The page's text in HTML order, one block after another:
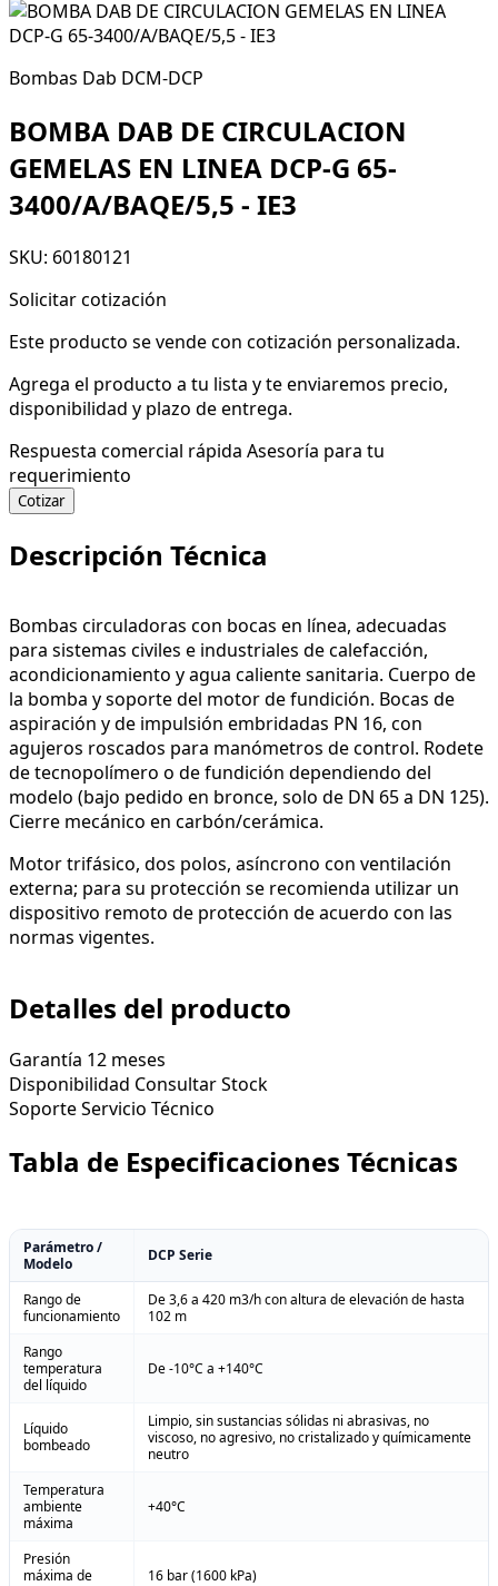
Bombas Dab DCM-DCP
BOMBA DAB DE CIRCULACION
GEMELAS EN LINEA DCP-G 65-
3400/A/BAQE/5,5 - IE3
SKU: 60180121
Solicitar cotización
Este producto se vende con cotización personalizada.
Agrega el producto a tu lista y te enviaremos precio,
disponibilidad y plazo de entrega.
Respuesta comercial rápida Asesoría para tu
requerimiento
Cotizar
Descripción Técnica
Bombas circuladoras con bocas en línea, adecuadas
para sistemas civiles e industriales de calefacción,
acondicionamiento y agua caliente sanitaria. Cuerpo de
la bomba y soporte del motor de fundición. Bocas de
aspiración y de impulsión embridadas PN 16, con
agujeros roscados para manómetros de control. Rodete
de tecnopolímero o de fundición dependiendo del
modelo (bajo pedido en bronce, solo de DN 65 a DN 125).
Cierre mecánico en carbón/cerámica.
Motor trifásico, dos polos, asíncrono con ventilación
externa; para su protección se recomienda utilizar un
dispositivo remoto de protección de acuerdo con las
normas vigentes.
Detalles del producto
Garantía 12 meses
Disponibilidad Consultar Stock
SoporteServicio Técnico
Tabla de Especificaciones Técnicas
Parámetro /
Modelo
DCP Serie
Rango de
funcionamiento
De 3,6 a 420 m3/h con altura de elevación de hasta
102 m
Rango
temperatura
del líquido
De -10°C a +140°C
Líquido
bombeado
Limpio, sin sustancias sólidas ni abrasivas, no
viscoso, no agresivo, no cristalizado y químicamente
neutro
Temperatura
ambiente
máxima
+40°C
Presión
máxima de
16 bar (1600 kPa)